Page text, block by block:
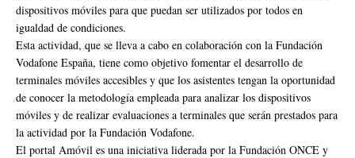
dispositivos móviles para que puedan ser utilizados por todos en
igualdad de condiciones.
Esta actividad, que se lleva a cabo en colaboración con la Fundación
Vodafone España, tiene como objetivo fomentar el desarrollo de
terminales móviles accesibles y que los asistentes tengan la oportunidad
de conocer la metodología empleada para analizar los dispositivos
móviles y de realizar evaluaciones a terminales que serán prestados para
la actividad por la Fundación Vodafone.
El portal Amóvil es una iniciativa liderada por la Fundación ONCE y